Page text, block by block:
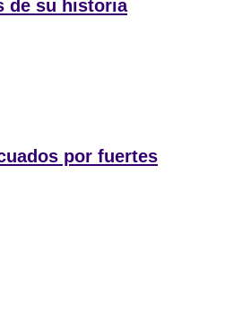
de su historia
por fuertes